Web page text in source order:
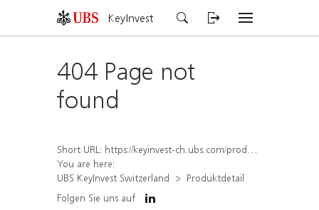
KeyInvest
404 Page not
found
Short URL: https://keyinvest-ch.ubs.com/produkt/detail/index/isin/CH1581942237
You are here:
UBS KeyInvest Switzerland
Produktdetail
Folgen Sie uns auf